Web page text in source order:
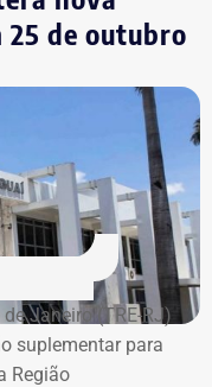
Leão na
substitui o
chefe do
(GSI) que vinha
do órgão.
de outubro
Janeiro (TRE-RJ)
suplementar para
Região